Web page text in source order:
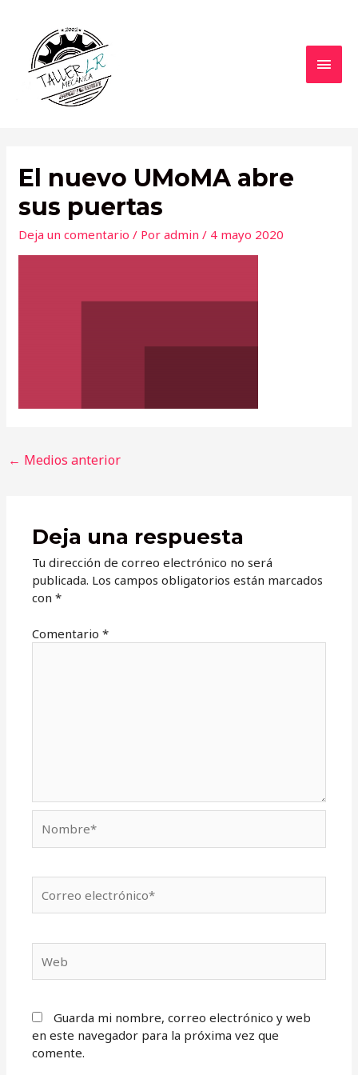
contenido
El nuevo UMoMA abre
sus puertas
Deja un comentario / Poradmin/ 4 mayo 2020
Navegación
← Medios anterior
Deja una respuesta
Tu dirección de correo electrónico no será
publicada. Los campos obligatorios están marcados
con*
Comentario*
electrónico*
Guarda mi nombre, correo electrónico y web
en este navegador para la próxima vez que
comente.